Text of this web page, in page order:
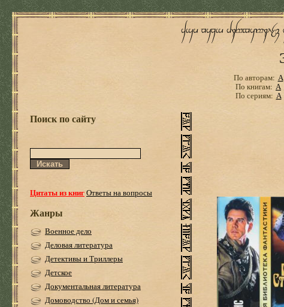
По авторам: А
По книгам: А
По сериям: А
Поиск по сайту
Цитаты из книгОтветы на вопросы
Жанры
Военное дело
Деловая литература
Детективы и Триллеры
Детское
Документальная литература
Домоводство (Дом и семья)